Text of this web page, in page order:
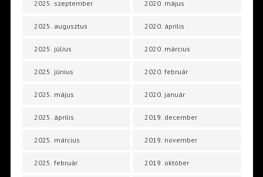
2025. szeptember
2025. augusztus
2025. július
2025. június
2025. május
2025. április
2025. március
2025. február
2020. május
2020. április
2020. március
2020. február
2020. január
2019. december
2019. november
2019. október